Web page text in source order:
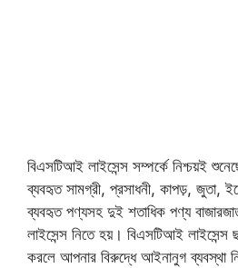
বিএসটিআই লাইসেন্স সম্পর্কে নিশ্চয়ই
ব্যবহৃত সামগ্রী, প্রসাধনী, কাপড়, জুতা,
ব্যবহৃত পণ্যসহ দুই শতাধিক পণ্য
লাইসেন্স নিতে হয়। বিএসটিআই লাইসেন্স
করলে আপনার বিরুদ্ধে আইনানুগ ব্যবস্থা